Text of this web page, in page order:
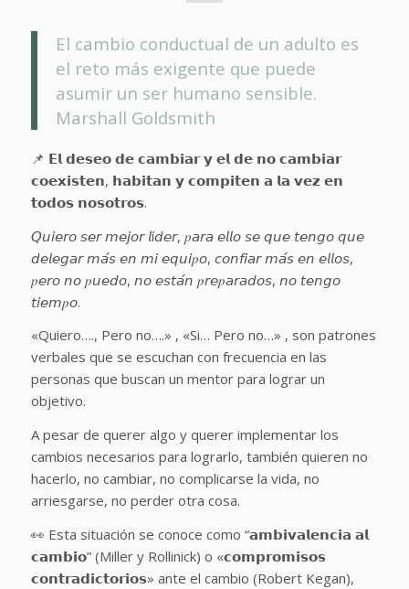
El cambio conductual de un adulto es
el reto más exigente que puede
asumir un ser humano sensible.
Marshall Goldsmith
📌 𝗘𝗹 𝗱𝗲𝘀𝗲𝗼 𝗱𝗲 𝗰𝗮𝗺𝗯𝗶𝗮𝗿 𝘆 𝗲𝗹 𝗱𝗲 𝗻𝗼 𝗰𝗮𝗺𝗯𝗶𝗮𝗿
𝗰𝗼𝗲𝘅𝗶𝘀𝘁𝗲𝗻, 𝗵𝗮𝗯𝗶𝘁𝗮𝗻 𝘆 𝗰𝗼𝗺𝗽𝗶𝘁𝗲𝗻 𝗮 𝗹𝗮 𝘃𝗲𝘇 𝗲𝗻
𝘁𝗼𝗱𝗼𝘀 𝗻𝗼𝘀𝗼𝘁𝗿𝗼𝘀.
𝘘𝘶𝘪𝘦𝘳𝘰 𝘴𝘦𝘳 𝘮𝘦𝘫𝘰𝘳 𝘭í𝘥𝘦𝘳, 𝑝𝘢𝘳𝘢 𝘦𝘭𝘭𝘰 𝘴𝘦 𝘲𝘶𝘦 𝘵𝘦𝘯𝘨𝘰 𝘲𝘶𝘦
𝘥𝘦𝘭𝘦𝘨𝘢𝘳 𝘮𝘢́𝘴 𝘦𝘯 𝘮𝘪 𝘦𝘲𝘶𝘪𝑝𝘰, 𝘤𝘰𝘯𝘧𝘪𝘢𝘳 𝘮𝘢́𝘴 𝘦𝘯 𝘦𝘭𝘭𝘰𝘴,
𝑝𝘦𝘳𝘰 𝘯𝘰 𝑝𝘶𝘦𝘥𝘰, 𝘯𝘰 𝘦𝘴𝘵𝘢́𝘯 𝑝𝘳𝘦𝑝𝘢𝘳𝘢𝘥𝘰𝘴, 𝘯𝘰 𝘵𝘦𝘯𝘨𝘰
𝘵𝘪𝘦𝘮𝑝𝘰.
«Quiero…., Pero no….» , «Si… Pero no…» , son patrones
verbales que se escuchan con frecuencia en las
personas que buscan un mentor para lograr un
objetivo.
A pesar de querer algo y querer implementar los
cambios necesarios para lograrlo, también quieren no
hacerlo, no cambiar, no complicarse la vida, no
arriesgarse, no perder otra cosa.
👀 Esta situación se conoce como “𝗮𝗺𝗯𝗶𝘃𝗮𝗹𝗲𝗻𝗰𝗶𝗮 𝗮𝗹
𝗰𝗮𝗺𝗯𝗶𝗼” (Miller y Rollinick) o «𝗰𝗼𝗺𝗽𝗿𝗼𝗺𝗶𝘀𝗼𝘀
𝗰𝗼𝗻𝘁𝗿𝗮𝗱𝗶𝗰𝘁𝗼𝗿𝗶𝗼𝘀» ante el cambio (Robert Kegan),